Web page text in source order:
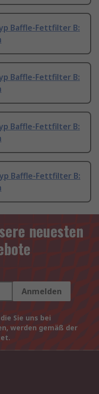
Baffle-Fettfilter B:
Baffle-Fettfilter B:
Baffle-Fettfilter B:
Baffle-Fettfilter B:
neuesten
Anmelden
Sie uns bei
werden gemäß der